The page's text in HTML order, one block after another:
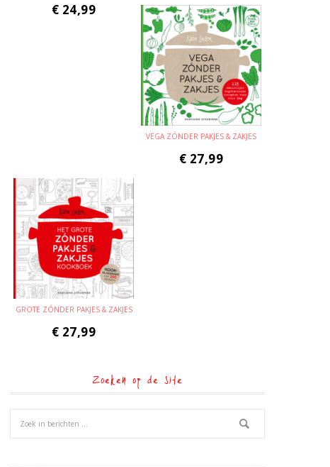
€ 24,99
VEGA ZÓNDER PAKJES & ZAKJES
€ 27,99
GROTE ZÓNDER PAKJES & ZAKJES
€ 27,99
Zoeken op de site